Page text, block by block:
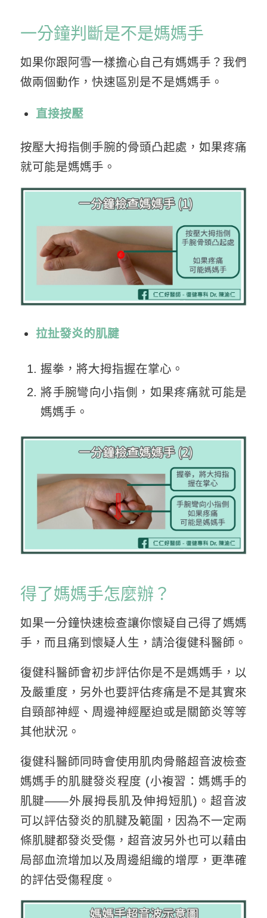
一分鐘判斷是不是媽媽手
如果你跟阿雪一樣擔心自己有媽媽手？我們
做兩個動作，快速區別是不是媽媽手。
直接按壓
按壓大拇指側手腕的骨頭凸起處，如果疼痛
就可能是媽媽手。
拉扯發炎的肌腱
握拳，將大拇指握在掌心。
將手腕彎向小指側，如果疼痛就可能是
媽媽手。
得了媽媽手怎麼辦？
如果一分鐘快速檢查讓你懷疑自己得了媽媽
手，而且痛到懷疑人生，請洽復健科醫師。
復健科醫師會初步評估你是不是媽媽手，以
及嚴重度，另外也要評估疼痛是不是其實來
自頸部神經、周邊神經壓迫或是關節炎等等
其他狀況。
復健科醫師同時會使用肌肉骨骼超音波檢查
媽媽手的肌腱發炎程度 (小複習：媽媽手的
肌腱——外展拇長肌及伸拇短肌)。超音波
可以評估發炎的肌腱及範圍，因為不一定兩
條肌腱都發炎受傷，超音波另外也可以藉由
局部血流增加以及周邊組織的增厚，更準確
的評估受傷程度。